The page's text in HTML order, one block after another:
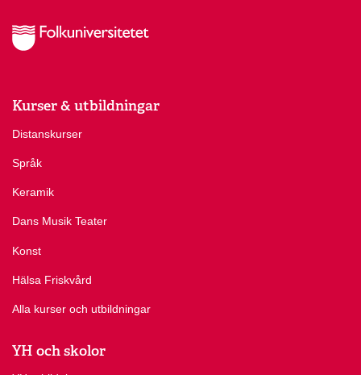
Kurser & utbildningar
Distanskurser
Språk
Keramik
Dans Musik Teater
Konst
Hälsa Friskvård
Alla kurser och utbildningar
YH och skolor